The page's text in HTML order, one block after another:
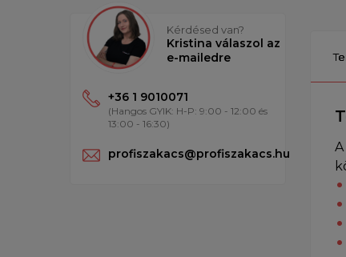
Kérdésed van?
Kristina válaszol az
e-mailedre
+36 1 9010071
(Hangos GYIK: H-P: 9:00 - 12:00 és
13:00 - 16:30)
profiszakacs@profiszakacs.hu